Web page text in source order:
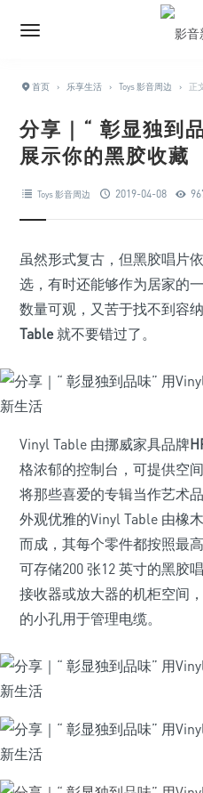
首页 › 乐享生活 › Toys 影音周边 › 正
分享｜“ 彰显独到
展示你的黑胶收藏
Toys 影音周边 2019-04-08
虽然形式复古，但黑胶唱片
选，有时还能够作为居家的
数量可观，又苦于找不到容
Table就不要错过了。
Vinyl Table 由挪威家具品牌
格浓郁的控制台，可提供空
将那些喜爱的专辑当作艺术
外观优雅的Vinyl Table 由橡
而成，其每个零件都按照最
可存储200 张12 英寸的黑胶
接收器或放大器的机柜空间
的小孔用于管理电缆。